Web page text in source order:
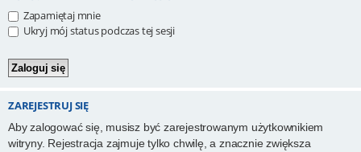
Zapamiętaj mnie
Ukryj mój status podczas tej sesji
ZAREJESTRUJ SIĘ
Aby zalogować się, musisz być zarejestrowanym użytkownikiem
witryny. Rejestracja zajmuje tylko chwilę, a znacznie zwiększa